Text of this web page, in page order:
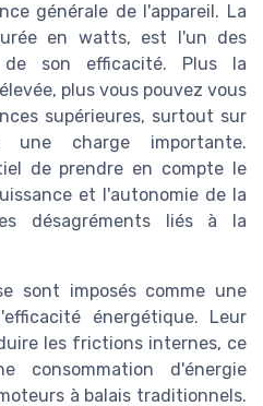
générale de l'appareil. La
en watts, est l'un des
de son efficacité. Plus la
plus vous pouvez vous
supérieures, surtout sur
charge importante.
de prendre en compte le
et l'autonomie de la
désagréments liés à la
sont imposés comme une
énergétique. Leur
les frictions internes, ce
d'énergie
à balais traditionnels.